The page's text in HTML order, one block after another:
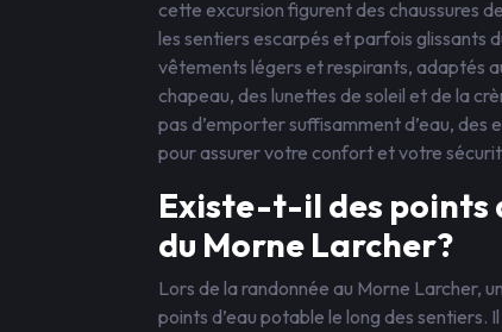
cette excursion figurent des chaussures
les sentiers escarpés et parfois glissants
vêtements légers et respirants, adaptés
chapeau, des lunettes de soleil et de la
pas d’emporter suffisamment d’eau,
pour assurer votre confort et votre
Existe-t-il des points
du Morne Larcher?
Lors de la randonnée au Morne Larcher,
points d’eau potable le long des